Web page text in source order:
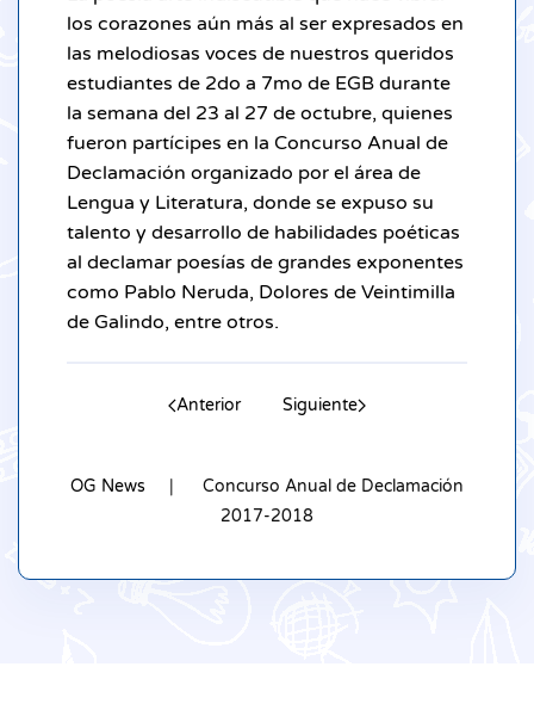
los corazones aún más al ser expresados en
las melodiosas voces de nuestros queridos
estudiantes de 2do a 7mo de EGB durante
la semana del 23 al 27 de octubre, quienes
fueron partícipes en la Concurso Anual de
Declamación organizado por el área de
Lengua y Literatura, donde se expuso su
talento y desarrollo de habilidades poéticas
al declamar poesías de grandes exponentes
como Pablo Neruda, Dolores de Veintimilla
de Galindo, entre otros.
Anterior Siguiente
OG News
Concurso Anual de Declamación
2017-2018